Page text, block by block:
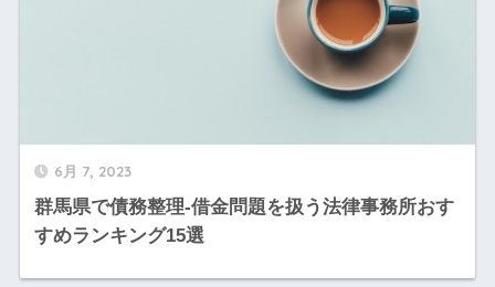
6月 7, 2023
群馬県で債務整理-借金問題を扱う法律事務所おす
すめランキング15選